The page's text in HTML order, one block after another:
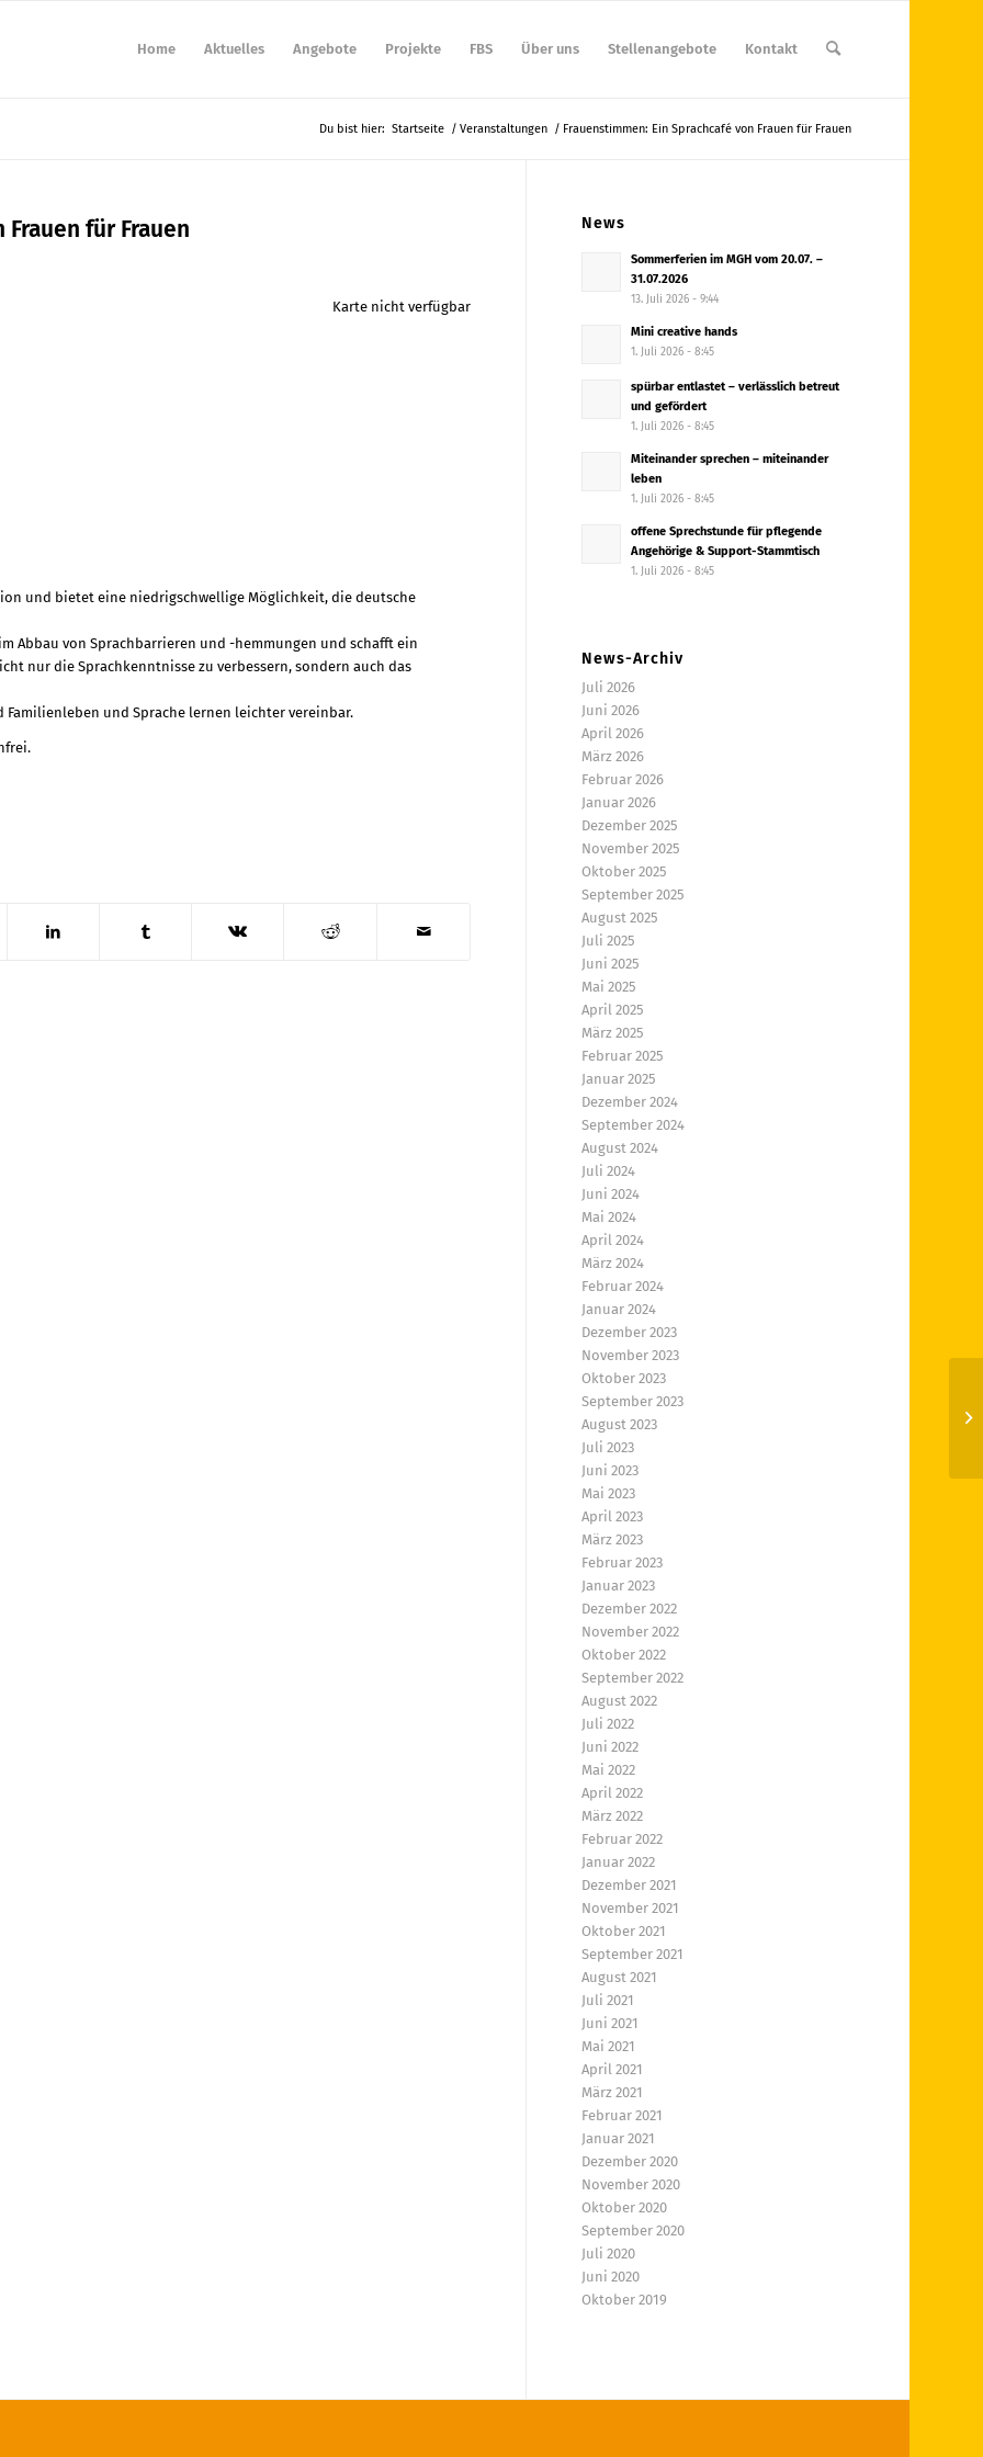
Home Aktuelles Angebote Projekte FBS Über uns Stellenangebote Kontakt
Du bist hier: Startseite / Veranstaltungen / Frauenstimmen: Ein Sprachcafé von Frauen für Frauen
für Frauen
Karte nicht verfügbar
und bietet eine niedrigschwellige Möglichkeit, die deutsche
Abbau von Sprachbarrieren und -hemmungen und schafft ein
nur die Sprachkenntnisse zu verbessern, sondern auch das
und Sprache lernen leichter vereinbar.
News
Sommerferien im MGH vom 20.07. –
31.07.2026
13. Juli 2026 - 9:44
Mini creative hands
1. Juli 2026 - 8:45
spürbar entlastet – verlässlich betreut
und gefördert
1. Juli 2026 - 8:45
Miteinander sprechen – miteinander
leben
1. Juli 2026 - 8:45
offene Sprechstunde für pflegende
Angehörige & Support-Stammtisch
1. Juli 2026 - 8:45
News-Archiv
Juli 2026
Juni 2026
April 2026
März 2026
Februar 2026
Januar 2026
Dezember 2025
November 2025
Oktober 2025
September 2025
August 2025
Juli 2025
Juni 2025
Mai 2025
April 2025
März 2025
Februar 2025
Januar 2025
Dezember 2024
September 2024
August 2024
Juli 2024
Juni 2024
Mai 2024
April 2024
März 2024
Februar 2024
Januar 2024
Dezember 2023
November 2023
Oktober 2023
September 2023
August 2023
Juli 2023
Juni 2023
Mai 2023
April 2023
März 2023
Februar 2023
Januar 2023
Dezember 2022
November 2022
Oktober 2022
September 2022
August 2022
Juli 2022
Juni 2022
Mai 2022
April 2022
März 2022
Februar 2022
Januar 2022
Dezember 2021
November 2021
Oktober 2021
September 2021
August 2021
Juli 2021
Juni 2021
Mai 2021
April 2021
März 2021
Februar 2021
Januar 2021
Dezember 2020
November 2020
Oktober 2020
September 2020
Juli 2020
Juni 2020
Oktober 2019